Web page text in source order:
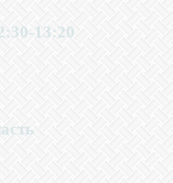
13:20